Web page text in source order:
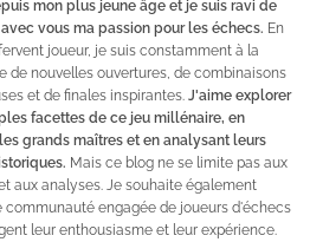
mon plus jeune âge et je suis ravi de
vous ma passion pour les échecs. En
joueur, je suis constamment à la
de nouvelles ouvertures, de combinaisons
et de finales inspirantes. J'aime explorer
facettes de ce jeu millénaire, en
grands maîtres et en analysant leurs
Mais ce blog ne se limite pas aux
aux analyses. Je souhaite également
communauté engagée de joueurs d'échecs
leur enthousiasme et leur expérience.